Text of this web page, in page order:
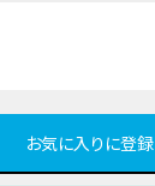
お気に入りに登録